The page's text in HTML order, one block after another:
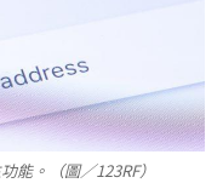
能。（圖／123RF）